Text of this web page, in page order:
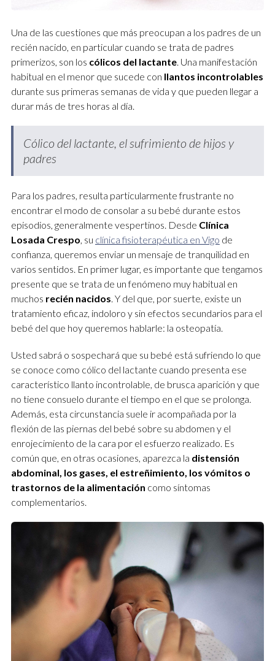
Una de las cuestiones que más preocupan a los padres de un
recién nacido, en particular cuando se trata de padres
primerizos, son los cólicos del lactante. Una manifestación
habitual en el menor que sucede con llantos incontrolables
durante sus primeras semanas de vida y que pueden llegar a
durar más de tres horas al día.
Cólico del lactante, el sufrimiento de hijos y
padres
Para los padres, resulta particularmente frustrante no
encontrar el modo de consolar a su bebé durante estos
episodios, generalmente vespertinos. Desde Clínica
Losada Crespo, su clínica fisioterapéutica en Vigo de
confianza, queremos enviar un mensaje de tranquilidad en
varios sentidos. En primer lugar, es importante que tengamos
presente que se trata de un fenómeno muy habitual en
muchos recién nacidos. Y del que, por suerte, existe un
tratamiento eficaz, indoloro y sin efectos secundarios para el
bebé del que hoy queremos hablarle: la osteopatía.
Usted sabrá o sospechará que su bebé está sufriendo lo que
se conoce como cólico del lactante cuando presenta ese
característico llanto incontrolable, de brusca aparición y que
no tiene consuelo durante el tiempo en el que se prolonga.
Además, esta circunstancia suele ir acompañada por la
flexión de las piernas del bebé sobre su abdomen y el
enrojecimiento de la cara por el esfuerzo realizado. Es
común que, en otras ocasiones, aparezca la distensión
abdominal, los gases, el estreñimiento, los vómitos o
trastornos de la alimentación como síntomas
complementarios.